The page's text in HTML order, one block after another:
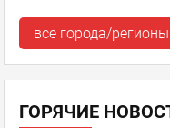
все города/регионы
ГОРЯЧИЕ